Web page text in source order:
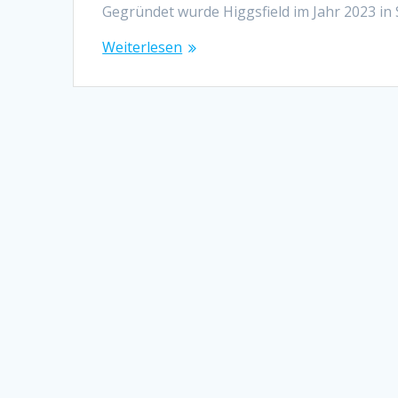
Gegründet wurde Higgsfield im Jahr 2023 in
Weiterlesen